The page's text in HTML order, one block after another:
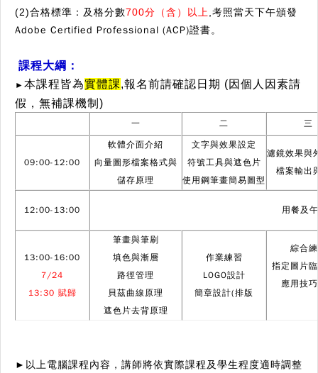
(2)合格標準：及格分數700分（含）以上 ,考照當天下午頒發
Adobe Certified Professional (ACP)證書。
課程大綱：
►本課程皆為實體課,報名前請確認日期 (因個人因素請
假，無補課機制)
一 二 三
09:00-12:00
軟體介面介紹
向量圖形檔案格式與
儲存原理
文字與效果設定
符號工具與遮色片
使用鋼筆畫簡易圖型
濾鏡效果與
檔案輸出
12:00-13:00 用餐及
13:00-16:00
7/24
13:30 賦歸
筆畫與筆刷
填色與漸層
路徑管理
貝茲曲線原理
遮色片去背原理
作業練習
LOGO設計
簡章設計(排版
綜合
指定圖片
應用技
►以上電腦課程內容，講師將依實際課程及學生程度適時調整